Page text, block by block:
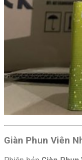
Giàn Phun Viên